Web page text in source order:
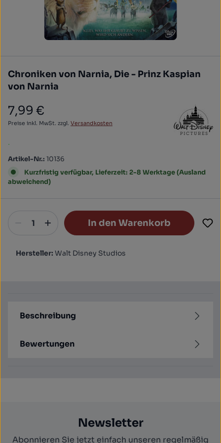
Chroniken von Narnia, Die - Prinz Kaspian
von Narnia
Regulärer Preis:
7,99 €
Preise inkl. MwSt. zzgl. Versandkosten
.
Artikel-Nr.: 10136
Kurzfristig verfügbar, Lieferzeit: 2-8 Werktage (Ausland
abweichend)
In den Warenkorb
Hersteller: Walt Disney Studios
Beschreibung
Bewertungen
Newsletter
Abonnieren Sie jetzt einfach unseren regelmäßig